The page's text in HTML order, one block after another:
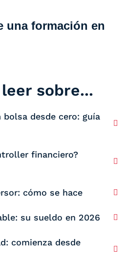
una formación en
sobre...
desde cero: guía
financiero?
cómo se hace
su sueldo en 2026
comienza desde